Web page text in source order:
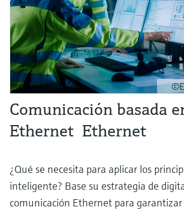
Comunicación basada
Ethernet Ethernet
¿Qué se necesita para aplicar los
inteligente? Base su estrategia de
comunicación Ethernet para